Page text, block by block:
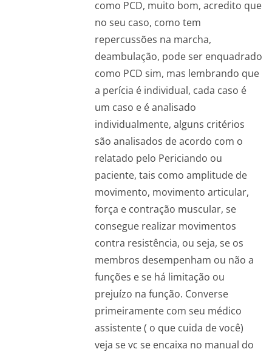
como PCD, muito bom, acredito que
no seu caso, como tem
repercussões na marcha,
deambulação, pode ser enquadrado
como PCD sim, mas lembrando que
a perícia é individual, cada caso é
um caso e é analisado
individualmente, alguns critérios
são analisados de acordo com o
relatado pelo Periciando ou
paciente, tais como amplitude de
movimento, movimento articular,
força e contração muscular, se
consegue realizar movimentos
contra resistência, ou seja, se os
membros desempenham ou não a
funções e se há limitação ou
prejuízo na função. Converse
primeiramente com seu médico
assistente ( o que cuida de você)
veja se vc se encaixa no manual do